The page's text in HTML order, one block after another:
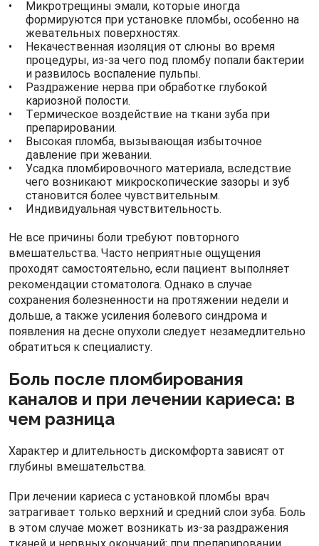
Микротрещины эмали, которые иногда
формируются при установке пломбы, особенно на
жевательных поверхностях.
Некачественная изоляция от слюны во время
процедуры, из-за чего под пломбу попали бактерии
и развилось воспаление пульпы.
Раздражение нерва при обработке глубокой
кариозной полости.
Термическое воздействие на ткани зуба при
препарировании.
Высокая пломба, вызывающая избыточное
давление при жевании.
Усадка пломбировочного материала, вследствие
чего возникают микроскопические зазоры и зуб
становится более чувствительным.
Индивидуальная чувствительность.
Не все причины боли требуют повторного
вмешательства. Часто неприятные ощущения
проходят самостоятельно, если пациент выполняет
рекомендации стоматолога. Однако в случае
сохранения болезненности на протяжении недели и
дольше, а также усиления болевого синдрома и
появления на десне опухоли следует незамедлительно
обратиться к специалисту.
Боль после пломбирования
каналов и при лечении кариеса: в
чем разница
Характер и длительность дискомфорта зависят от
глубины вмешательства.
При лечении кариеса с установкой пломбы врач
затрагивает только верхний и средний слои зуба. Боль
в этом случае может возникать из‑за раздражения